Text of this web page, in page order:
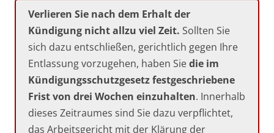
Verlieren Sie nach dem Erhalt der
Kündigung nicht allzu viel Zeit. Sollten Sie
sich dazu entschließen, gerichtlich gegen Ihre
Entlassung vorzugehen, haben Siedie im
Kündigungsschutzgesetz festgeschriebene
Frist von drei Wochen einzuhalten. Innerhalb
dieses Zeitraumes sind Sie dazu verpflichtet,
das Arbeitsgericht mit der Klärung der